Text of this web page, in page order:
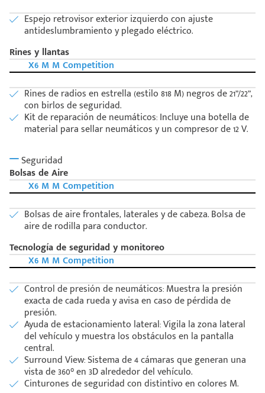
Espejo retrovisor exterior izquierdo con ajuste
antideslumbramiento y plegado eléctrico.
Rines y llantas
X6 M M Competition
Rines de radios en estrella (estilo 818 M) negros de 21”/22”,
con birlos de seguridad.
Kit de reparación de neumáticos: Incluye una botella de
material para sellar neumáticos y un compresor de 12 V.
Seguridad
Bolsas de Aire
X6 M M Competition
Bolsas de aire frontales, laterales y de cabeza. Bolsa de
aire de rodilla para conductor.
Tecnología de seguridad y monitoreo
X6 M M Competition
Control de presión de neumáticos: Muestra la presión
exacta de cada rueda y avisa en caso de pérdida de
presión.
Ayuda de estacionamiento lateral: Vigila la zona lateral
del vehículo y muestra los obstáculos en la pantalla
central.
Surround View: Sistema de 4 cámaras que generan una
vista de 360° en 3D alrededor del vehículo.
Cinturones de seguridad con distintivo en colores M.